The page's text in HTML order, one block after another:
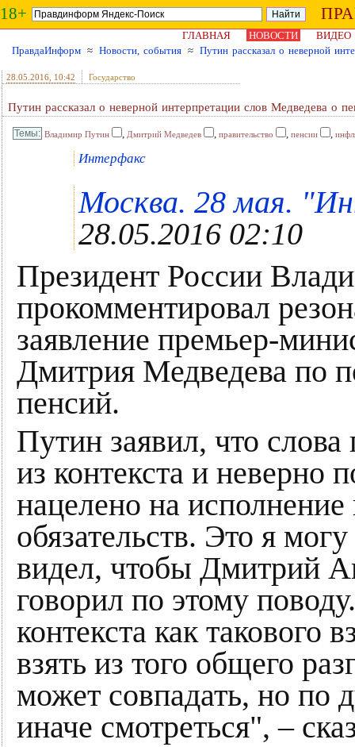
18+
ГЛАВНАЯ НОВОСТИ
ВИДЕО
ПравдаИнформ ≈ Новости, события ≈ Путин рассказал о неверной
28.05.2016 , 10:42 Государство
Путин рассказал о неверной интерпретации слов Медведева о
Владимир Путин , Дмитрий Медведев , правительство , пенсии ,
Интерфакс
Москва. 28 мая.
28.05.2016 02:10
Президент России
прокомментировал
заявление премьер-
Дмитрия Медведева по
пенсий.
Путин заявил, что
из контекста и неверно
нацелено на
обязательств. Это я
видел, чтобы Дмитрий
говорил по этому
контекста как такового
взять из того общего
может совпадать, но по
иначе смотреться", –